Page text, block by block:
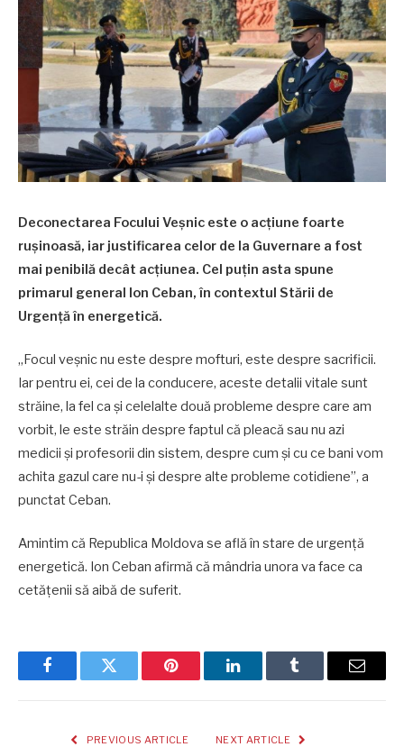
Deconectarea Focului Veșnic este o acțiune foarte
rușinoasă, iar justificarea celor de la Guvernare a fost
mai penibilă decât acțiunea. Cel puțin asta spune
primarul general Ion Ceban, în contextul Stării de
Urgență în energetică.
„Focul veșnic nu este despre mofturi, este despre sacrificii.
Iar pentru ei, cei de la conducere, aceste detalii vitale sunt
străine, la fel ca și celelalte două probleme despre care am
vorbit, le este străin despre faptul că pleacă sau nu azi
medicii și profesorii din sistem, despre cum și cu ce bani vom
achita gazul care nu-i și despre alte probleme cotidiene”, a
punctat Ceban.
Amintim că Republica Moldova se află în stare de urgență
energetică. Ion Ceban afirmă că mândria unora va face ca
cetățenii să aibă de suferit.
FacebookTwitter Pinterest LinkedInTumblr Email
PREVIOUS ARTICLE NEXT ARTICLE